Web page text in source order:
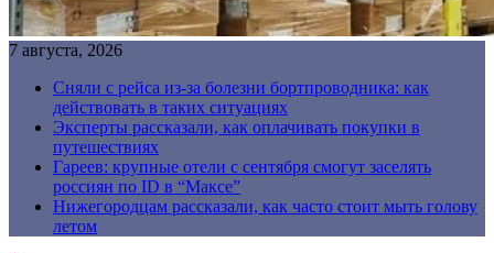
7 августа, 2026
Сняли с рейса из-за болезни бортпроводника: как
действовать в таких ситуациях
Эксперты рассказали, как оплачивать покупки в
путешествиях
Гареев: крупные отели с сентября смогут заселять
россиян по ID в “Максе”
Нижегородцам рассказали, как часто стоит мыть голову
летом